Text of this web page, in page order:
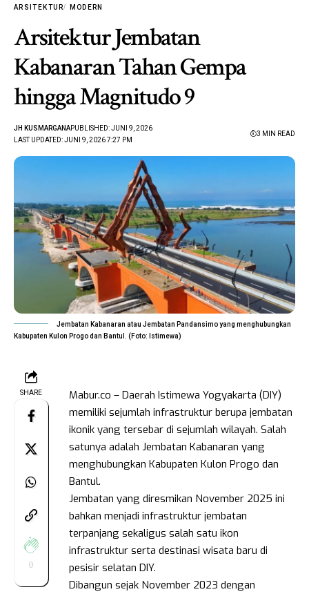
ARSITEKTUR MODERN
Arsitektur Jembatan
Kabanaran Tahan Gempa
hingga Magnitudo 9
LAST UPDATED: JUNI 9, 2026 7:27 PM
JH KUSMARGANAPUBLISHED: JUNI 9, 2026
3 MIN READ
Jembatan Kabanaran atau Jembatan Pandansimo yang menghubungkan
Kabupaten Kulon Progo dan Bantul. (Foto: Istimewa)
SHARE
0
Mabur.co – Daerah Istimewa Yogyakarta (DIY)
memiliki sejumlah infrastruktur berupa jembatan
ikonik yang tersebar di sejumlah wilayah. Salah
satunya adalah Jembatan Kabanaran yang
menghubungkan Kabupaten Kulon Progo dan
Bantul.
Jembatan yang diresmikan November 2025 ini
bahkan menjadi infrastruktur jembatan
terpanjang sekaligus salah satu ikon
infrastruktur serta destinasi wisata baru di
pesisir selatan DIY.
Dibangun sejak November 2023 dengan